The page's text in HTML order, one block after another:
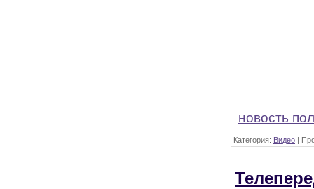
новость
Категория: Видео |